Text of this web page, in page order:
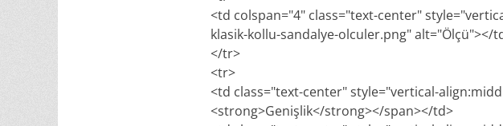
<td colspan="4" class="text-center"
klasik-kollu-sandalye-olculer.png" alt="Ölçü"></
</tr>
<tr>
<td class="text-center" style="vertical-
<strong>Genişlik</strong></span></td>